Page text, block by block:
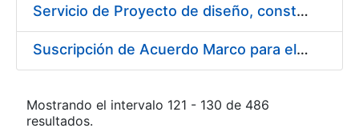
Servicio de Proyecto de diseño, construcción, montaje, desmontaje y transporte de stands durante 2019
Suscripción de Acuerdo Marco para el Suministro de Sillería Ergonómica para la FNMT-RCM
Mostrando el intervalo 121 - 130 de 486
resultados.